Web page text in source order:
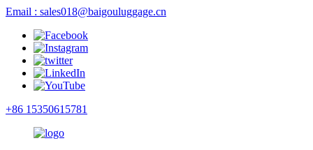
Email : sales018@baigouluggage.cn
+86 15350615781